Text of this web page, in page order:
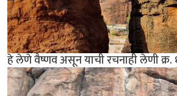
हे लेणे वैष्णव असून याची रचनाही लेणी